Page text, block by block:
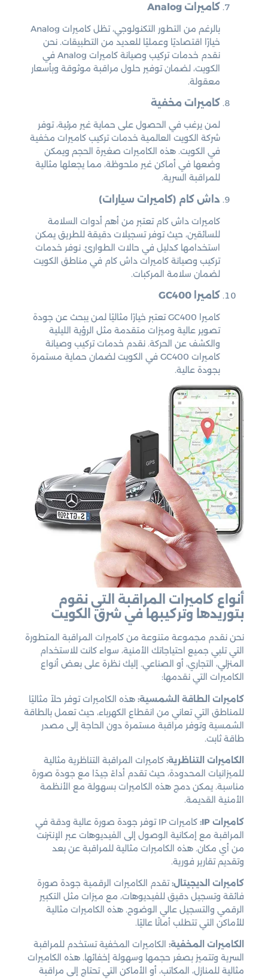
كاميرات Analog
بالرغم من التطور التكنولوجي، تظل كاميرات Analog
خيارًا اقتصاديًا وعمليًا للعديد من التطبيقات. نحن
نقدم خدمات تركيب وصيانة كاميرات Analog في
الكويت، لضمان توفير حلول مراقبة موثوقة وبأسعار
معقولة.
كاميرات مخفية
لمن يرغب في الحصول على حماية غير مرئية، توفر
شركة الكويت العالمية خدمات تركيب كاميرات مخفية
في الكويت. هذه الكاميرات صغيرة الحجم ويمكن
وضعها في أماكن غير ملحوظة، مما يجعلها مثالية
للمراقبة السرية.
داش كام (كاميرات سيارات)
كاميرات داش كام تعتبر من أهم أدوات السلامة
للسائقين، حيث توفر تسجيلات دقيقة للطريق يمكن
استخدامها كدليل في حالات الطوارئ. نوفر خدمات
تركيب وصيانة كاميرات داش كام في مناطق الكويت
لضمان سلامة المركبات.
كاميرا GC400
كاميرا GC400 تعتبر خيارًا مثاليًا لمن يبحث عن جودة
تصوير عالية وميزات متقدمة مثل الرؤية الليلية
والكشف عن الحركة. نقدم خدمات تركيب وصيانة
كاميرات GC400 في الكويت لضمان حماية مستمرة
بجودة عالية.
أنواع كاميرات المراقبة التي نقوم
بتوريدها وتركيبها في شرق الكويت
نحن نقدم مجموعة متنوعة من كاميرات المراقبة المتطورة
التي تلبي جميع احتياجاتك الأمنية، سواء كانت للاستخدام
المنزلي، التجاري، أو الصناعي. إليك نظرة على بعض أنواع
الكاميرات التي نقدمها:
كاميرات الطاقة الشمسية: هذه الكاميرات توفر حلاً مثاليًا
للمناطق التي تعاني من انقطاع الكهرباء، حيث تعمل بالطاقة
الشمسية وتوفر مراقبة مستمرة دون الحاجة إلى مصدر
طاقة ثابت.
الكاميرات التناظرية: كاميرات المراقبة التناظرية مثالية
للميزانيات المحدودة، حيث تقدم أداءً جيدًا مع جودة صورة
مناسبة. يمكن دمج هذه الكاميرات بسهولة مع الأنظمة
الأمنية القديمة.
كاميرات IP:
كاميرات IP توفر جودة صورة عالية ودقة في
المراقبة مع إمكانية الوصول إلى الفيديوهات عبر الإنترنت
من أي مكان. هذه الكاميرات مثالية للمراقبة عن بعد
وتقديم تقارير فورية.
كاميرات الديجيتال:تقدم الكاميرات الرقمية جودة صورة
فائقة وتسجيل دقيق للفيديوهات، مع ميزات مثل التكبير
الرقمي والتسجيل عالي الوضوح. هذه الكاميرات مثالية
للأماكن التي تتطلب أمانًا عاليًا.
الكاميرات المخفية: الكاميرات المخفية تستخدم للمراقبة
السرية وتتميز بصغر حجمها وسهولة إخفائها. هذه الكاميرات
مثالية للمنازل، المكاتب، أو الأماكن التي تحتاج إلى مراقبة